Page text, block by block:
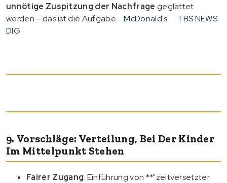
unnötige Zuspitzung der Nachfrage geglättet
werden – das ist die Aufgabe.
McDonald's
TBS NEWS
DIG
9. Vorschläge: Verteilung, Bei Der Kinder
Im Mittelpunkt Stehen
Fairer Zugang: Einführung von **"zeitversetzter